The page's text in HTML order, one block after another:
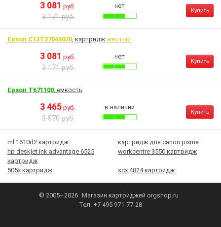
3 081 руб.
3 171 руб.
нет
Купить
Epson C13T27044020, картридж желтый
3 081 руб.
3 171 руб.
нет
Купить
Epson T671100, емкость
3 465 руб.
3 570 руб.
в наличии
Купить
ml 1610d2 картридж
картридж для canon pixma
hp deskjet ink advantage 6525
картридж
workcentre 3550 картридж
505х картридж scx 4824 картридж
© 2005–2026 Магазин картриджей orgshop.ru
Тел. +7 495 971-77-28